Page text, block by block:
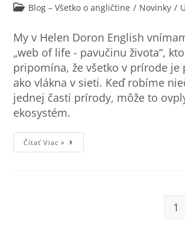
Blog – Všetko o angličtine / Novinky /
My v Helen Doron English
„web of life - pavučinu života“,
pripomína, že všetko v prírode je
ako vlákna v sieti. Keď robíme
jednej časti prírody, môže to
ekosystém.
Čítať Viac »
1